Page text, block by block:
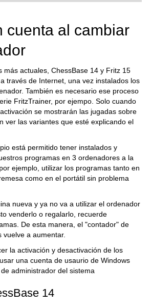
and with a
cuenta al cambiar
más actuales, ChessBase 14 y Fritz 15
través de Internet, una vez instalados los
También es necesario ese proceso
FritzTrainer, por ejempo. Solo cuando
se mostrarán las jugadas sobre
ver las variantes que esté explicando el
está permitido tener instalados y
programas en 3 ordenadores a la
ejemplo, utilizar los programas tanto en
como en el portátil sin problema
nueva y ya no va a utilizar el ordenador
venderlo o regalarlo, recuerde
De esta manera, el "contador" de
vuelve a aumentar.
la activación y desactivación de los
una cuenta de usaurio de Windows
administrador del sistema
14